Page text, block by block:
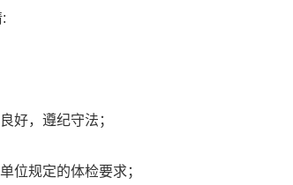
好，遵纪守法；
位规定的体检要求；